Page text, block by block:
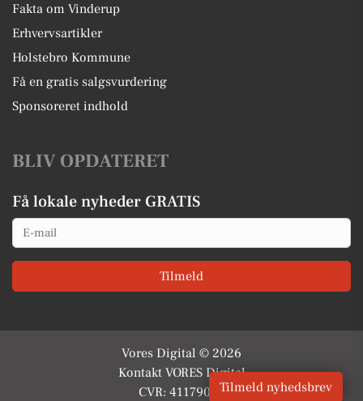
Fakta om Vinderup
Erhvervsartikler
Holstebro Kommune
Få en gratis salgsvurdering
Sponsoreret indhold
BLIV OPDATERET
Få lokale nyheder GRATIS
Email
Tilmeld
Vores Digital © 2026
Kontakt VORES Digital
CVR: 41179082Tilmeld nyhedsbrev